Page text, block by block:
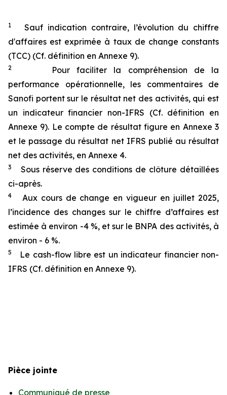
1
Sauf indication contraire, l’évolution du chiffre
d'affaires est exprimée à taux de change constants
(TCC) (Cf. définition en Annexe 9).
2
Pour faciliter la compréhension de la
performance opérationnelle, les commentaires de
Sanofi portent sur le résultat net des activités, qui est
un indicateur financier non-IFRS (Cf. définition en
Annexe 9). Le compte de résultat figure en Annexe 3
et le passage du résultat net IFRS publié au résultat
net des activités, en Annexe 4.
3
Sous réserve des conditions de clôture détaillées
ci-après.
4
Aux cours de change en vigueur en juillet 2025,
l’incidence des changes sur le chiffre d’affaires est
estimée à environ -4 %, et sur le BNPA des activités, à
environ - 6 %.
5
Le cash-flow libre est un indicateur financier non-
IFRS (Cf. définition en Annexe 9).
Pièce jointe
Communiqué de presse